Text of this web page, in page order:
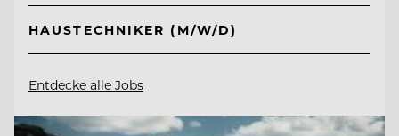
HAUSTECHNIKER (M/W/D)
Entdecke alle Jobs